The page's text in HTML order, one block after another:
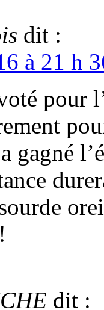
dit :
à 21 h
pour
gagné
dit :